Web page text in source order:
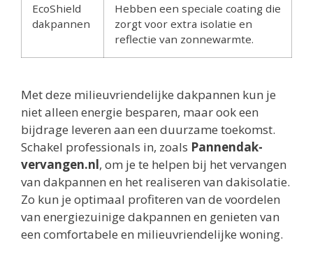
EcoShield
dakpannen
Hebben een speciale coating die
zorgt voor extra isolatie en
reflectie van zonnewarmte.
Met deze milieuvriendelijke dakpannen kun je
niet alleen energie besparen, maar ook een
bijdrage leveren aan een duurzame toekomst.
Schakel professionals in, zoals Pannendak-
vervangen.nl, om je te helpen bij het vervangen
van dakpannen en het realiseren van dakisolatie.
Zo kun je optimaal profiteren van de voordelen
van energiezuinige dakpannen en genieten van
een comfortabele en milieuvriendelijke woning.